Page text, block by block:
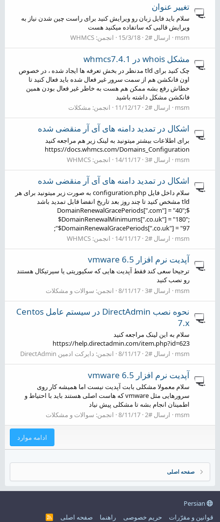
تغییر عنوان
سلام باید فایل زبان رو ویرایش کنید برای راست چین شدن نیاز به
ویرایش قالبی که ساتفاده میکنید هست
msm
ارسال #2 15/3/18 انجمن: WHMCS
مشکل whois در whmcs7.4.1
چک کنید برای tld مدنظر در بخش تعرفه ها ایجاد شده ، در خصوص
اون فانکشن هم از سمت سرور غیر فعال شده باید فعال کنید تا
خطاش رفع بشه ممکن هم هست به خاطر غیر فعال بودن همین
فانکشن مشکل داشته باشید
msm
ارسال #2 11/12/17 انجمن: مشکلات
اشکال در تمدید دامنه های آی آر منقضی شده
برای اطلاعات بیشتر میتونید به لینک زیر هم مراجعه کنید
https://docs.whmcs.com/Domains_Configuration
msm
ارسال #3 14/11/17 انجمن: WHMCS
اشکال در تمدید دامنه های آی آر منقضی شده
سلام داخل فایل configuration.php به صورت زیر میتونید برای هر
tld مشخص کنید تا چند روز بعد تاریخ انفضا قابل تمدید باشد
$DomainRenewalGracePeriods[".com"] = "40";
$DomainRenewalMinimums[".co.uk"] = "180";
$DomainRenewalGracePeriods[".co.uk"] = "97";
msm
ارسال #2 14/11/17 انجمن: WHMCS
آپدیت نرم افزار vmware 6.5
ترجیحا سعی کند فقط آپدیت هایی که سکیوریتی یا سیرتیکال هستند
رو نصب کنید
msm
ارسال #3 8/11/17 انجمن: سوالات و مشکلات
نحوه نصب DirectAdmin در سیستم عامل Centos
7.x
سلام به این لینک مراجعه کنید
https://help.directadmin.com/item.php?id=623
msm
ارسال #2 8/11/17 انجمن: دایرکت ادمین DirectAdmin
آپدیت نرم افزار vmware 6.5
سلام معمولا مشکلی بابت آپدیت نیست اما همیشه کار روی
سرورهایی مثل vmware که هاست اصلی هستند باید با احتیاط و
اطمینان انجام بشه تا مشکلی پیش نیاد
msm
ارسال #2 8/11/17 انجمن: سوالات و مشکلات
ادامه موارد
صفحه اصلی
قوانین و مقرّرات
حریم خصوصی راهنما صفحه اصلی
R